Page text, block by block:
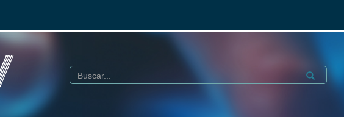
Buscar Submit